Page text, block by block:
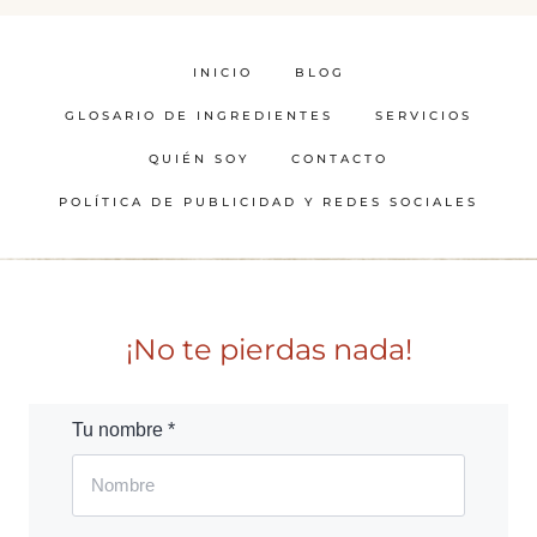
INICIO BLOG
GLOSARIO DE INGREDIENTES SERVICIOS
QUIÉN SOY CONTACTO
POLÍTICA DE PUBLICIDAD Y REDES SOCIALES
¡No te pierdas nada!
Tu nombre *